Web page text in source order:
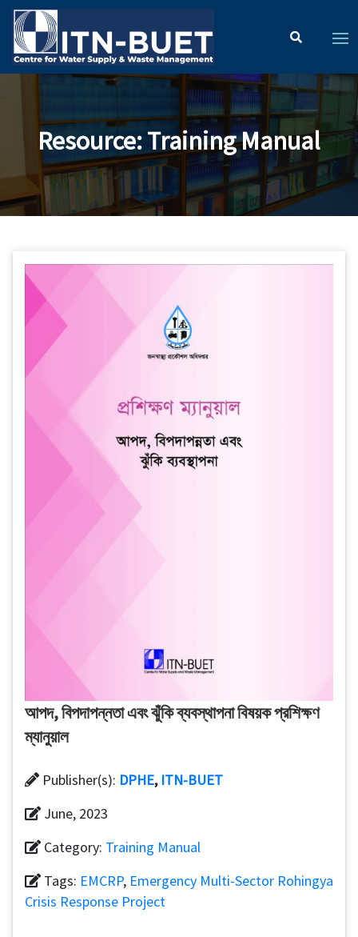
Resource:Training Manual
আপদ, বিপদাপন্নতা এবং ঝুঁকি ব্যবস্থাপনা বিষয়ক প্রশিক্ষণ
ম্যানুয়াল
Publisher(s): DPHE, ITN-BUET
June, 2023
Category: Training Manual
Tags: EMCRP, Emergency Multi-Sector Rohingya
Crisis Response Project